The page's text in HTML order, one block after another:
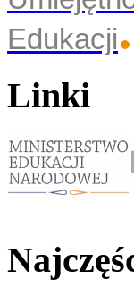
Edukacji
Linki